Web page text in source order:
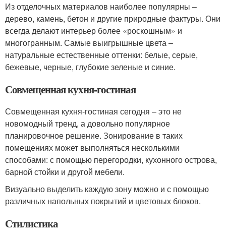
Из отделочных материалов наиболее популярны –
дерево, камень, бетон и другие природные фактуры. Они
всегда делают интерьер более «роскошным» и
многогранным. Самые выигрышные цвета –
натуральные естественные оттенки: белые, серые,
бежевые, черные, глубокие зеленые и синие.
Совмещенная кухня-гостиная
Совмещенная кухня-гостиная сегодня – это не
новомодный тренд, а довольно популярное
планировочное решение. Зонирование в таких
помещениях может выполняться несколькими
способами: с помощью перегородки, кухонного острова,
барной стойки и другой мебели.
Визуально выделить каждую зону можно и с помощью
различных напольных покрытий и цветовых блоков.
Стилистика